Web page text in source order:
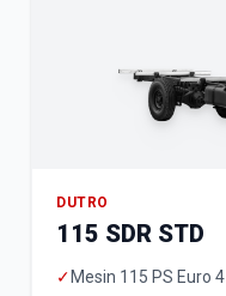
DUTRO
115 SDR STD
✓ Mesin 115 PS Euro 4